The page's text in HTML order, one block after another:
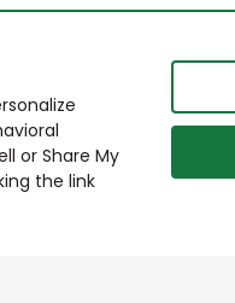
or Share My
the link